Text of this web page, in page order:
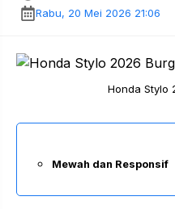
Rabu, 20 Mei 2026 21:06
Honda Stylo
Mewah dan Responsif